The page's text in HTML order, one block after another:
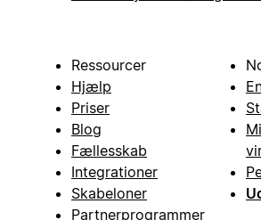
Ressourcer
Hjælp
Priser
Blog
Fællesskab
Integrationer
Skabeloner
Partnerprogrammer